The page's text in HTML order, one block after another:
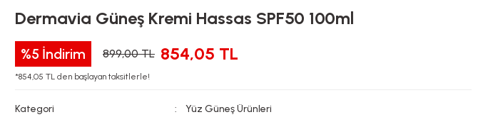
Dermavia Güneş Kremi Hassas SPF50 100ml
%5 İndirim 899,00 TL 854,05 TL
*854,05 TL den başlayan taksitlerle!
Kategori
Yüz Güneş Ürünleri